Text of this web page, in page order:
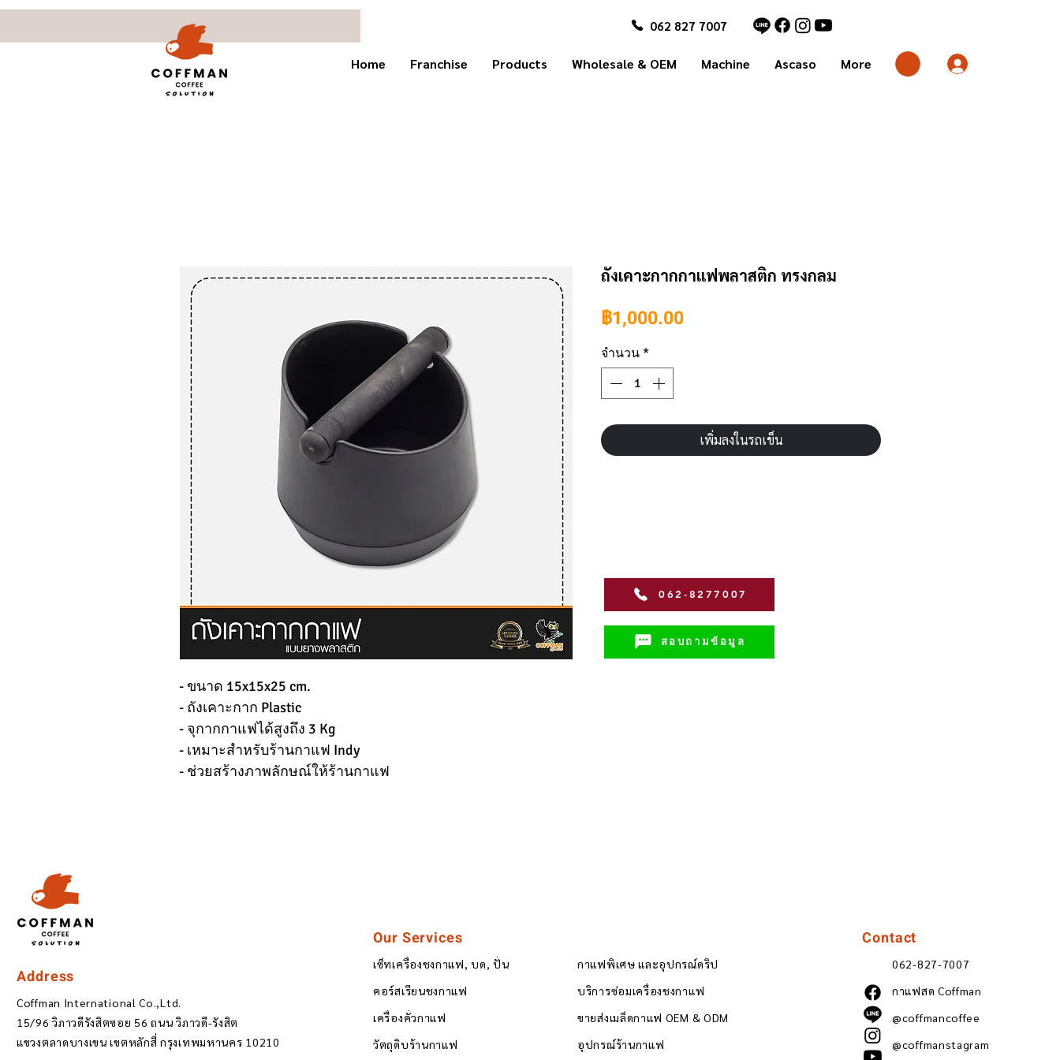
062 827 7007
Home Franchise Products Wholesale & OEM Machine Ascaso More
- ขนาด 15x15x25 cm.
- ถังเคาะกาก Plastic
- จุกากกาแฟได้สูงถึง 3 Kg
- เหมาะสำหรับร้านกาแฟ Indy
- ช่วยสร้างภาพลักษณ์ให้ร้านกาแฟ
ถังเคาะกากกาแฟพลาสติก ทรงกลม
฿1,000.00ราคา
จำนวน *
เพิ่มลงในรถเข็น
สอบถามข้อมูล
062-8277007
Address
Coffman International Co.,Ltd.
15/96 วิภาวดีรังสิตซอย 56 ถนน วิภาวดี-รังสิต
แขวงตลาดบางเขน เขตหลักสี่ กรุงเทพมหานคร 10210
Our Services
เซ็ทเครื่องชงกาแฟ, บด, ปั่น
คอร์สเรียนชงกาแฟ
เครื่องคั่วกาแฟ
วัตถุดิบร้านกาแฟ
กาแฟพิเศษ และอุปกรณ์ดริป
บริการซ่อมเครื่องชงกาแฟ
ขายส่งเมล็ดกาแฟ OEM & ODM
อุปกรณ์ร้านกาแฟ
Contact
062-827-7007
กาแฟสด Coffman
@coffmancoffee
@coffmanstagram